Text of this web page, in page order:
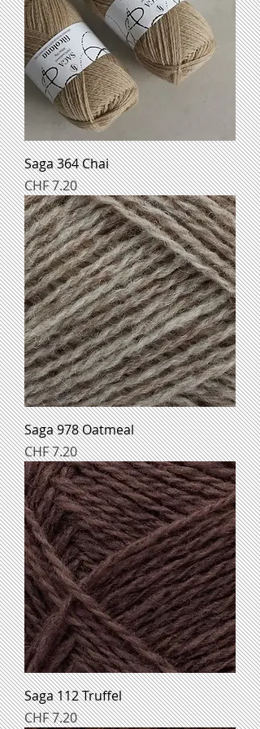
Saga 364 Chai
Preis
CHF 7.20
Saga 978 Oatmeal
Preis
CHF 7.20
Saga 112 Truffel
Preis
CHF 7.20